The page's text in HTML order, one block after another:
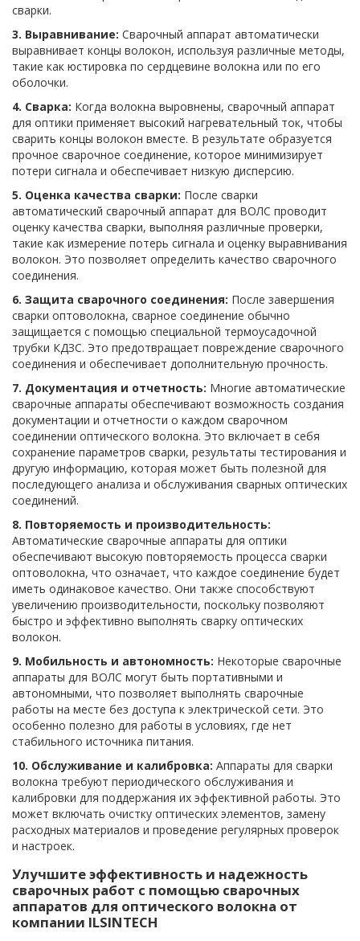
сварки.
3. Выравнивание: Сварочный аппарат автоматически
выравнивает концы волокон, используя различные методы,
такие как юстировка по сердцевине волокна или по его
оболочки.
4. Сварка: Когда волокна выровнены, сварочный аппарат
для оптики применяет высокий нагревательный ток, чтобы
сварить концы волокон вместе. В результате образуется
прочное сварочное соединение, которое минимизирует
потери сигнала и обеспечивает низкую дисперсию.
5. Оценка качества сварки: После сварки
автоматический сварочный аппарат для ВОЛС проводит
оценку качества сварки, выполняя различные проверки,
такие как измерение потерь сигнала и оценку выравнивания
волокон. Это позволяет определить качество сварочного
соединения.
6. Защита сварочного соединения: После завершения
сварки оптоволокна, сварное соединение обычно
защищается с помощью специальной термоусадочной
трубки КДЗС. Это предотвращает повреждение сварочного
соединения и обеспечивает дополнительную прочность.
7. Документация и отчетность: Многие автоматические
сварочные аппараты обеспечивают возможность создания
документации и отчетности о каждом сварочном
соединении оптического волокна. Это включает в себя
сохранение параметров сварки, результаты тестирования и
другую информацию, которая может быть полезной для
последующего анализа и обслуживания сварных оптических
соединений.
8. Повторяемость и производительность:
Автоматические сварочные аппараты для оптики
обеспечивают высокую повторяемость процесса сварки
оптоволокна, что означает, что каждое соединение будет
иметь одинаковое качество. Они также способствуют
увеличению производительности, поскольку позволяют
быстро и эффективно выполнять сварку оптических
волокон.
9. Мобильность и автономность: Некоторые сварочные
аппараты для ВОЛС могут быть портативными и
автономными, что позволяет выполнять сварочные
работы на месте без доступа к электрической сети. Это
особенно полезно для работы в условиях, где нет
стабильного источника питания.
10. Обслуживание и калибровка: Аппараты для сварки
волокна требуют периодического обслуживания и
калибровки для поддержания их эффективной работы. Это
может включать очистку оптических элементов, замену
расходных материалов и проведение регулярных проверок
и настроек.
Улучшите эффективность и надежность
сварочных работ с помощью сварочных
аппаратов для оптического волокна от
компании ILSINTECH